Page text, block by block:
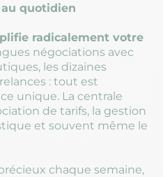
quotidien
radicalement votre
négociations avec
les dizaines
: tout est
unique. La centrale
de tarifs, la gestion
et souvent même le
chaque semaine,